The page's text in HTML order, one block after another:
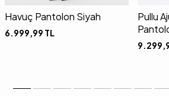
Havuç Pantolon Siyah
6.999,99 TL
Pullu